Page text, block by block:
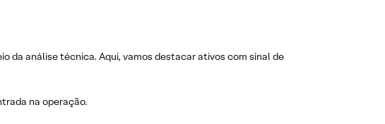
da análise técnica. Aqui, vamos destacar ativos com sinal de
na operação.